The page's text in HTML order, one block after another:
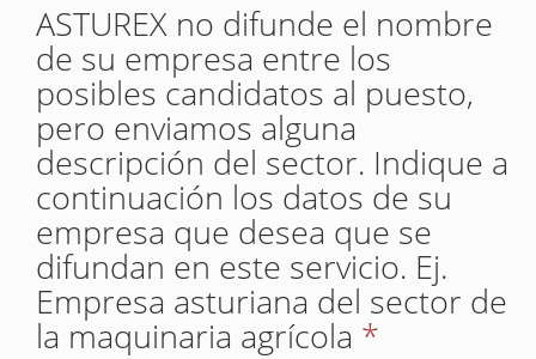
ASTUREX no difunde el nombre
de su empresa entre los
posibles candidatos al puesto,
pero enviamos alguna
descripción del sector. Indique a
continuación los datos de su
empresa que desea que se
difundan en este servicio. Ej.
Empresa asturiana del sector de
la maquinaria agrícola *